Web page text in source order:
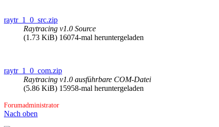
raytr_1_0_src.zip
Raytracing v1.0 Source
(1.73 KiB) 16074-mal heruntergeladen
raytr_1_0_com.zip
Raytracing v1.0 ausführbare COM-Datei
(5.86 KiB) 15958-mal heruntergeladen
Forumadministrator
Nach oben